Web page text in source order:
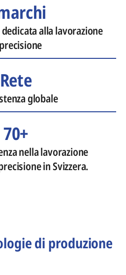
alla lavorazione
Rete
globale
70+
nella lavorazione
in Svizzera.
di produzione